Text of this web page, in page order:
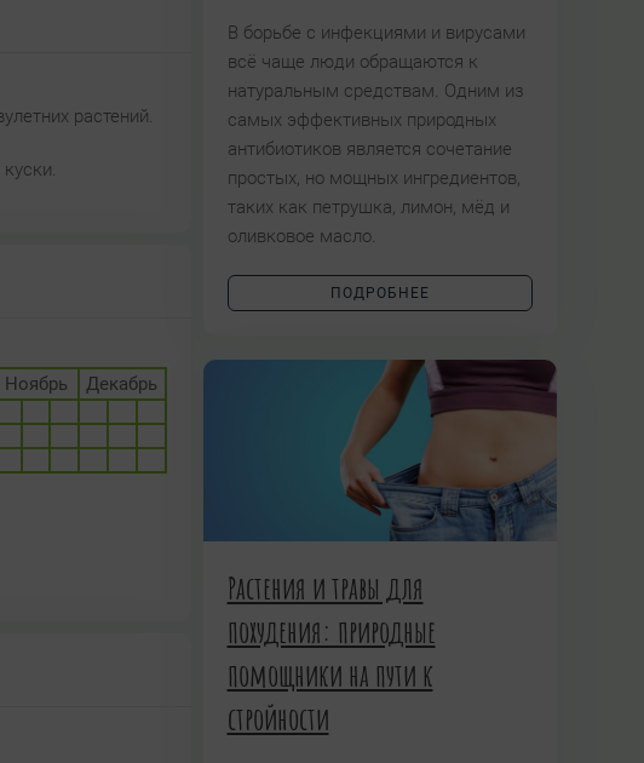
растений.
Ноябрь Декабрь
В борьбе с инфекциями и вирусами
всё чаще люди обращаются к
натуральным средствам. Одним из
самых эффективных природных
антибиотиков является сочетание
простых, но мощных ингредиентов,
таких как петрушка, лимон, мёд и
оливковое масло.
ПОДРОБНЕЕ
Растения и травы для
похудения: природные
помощники на пути к
стройности